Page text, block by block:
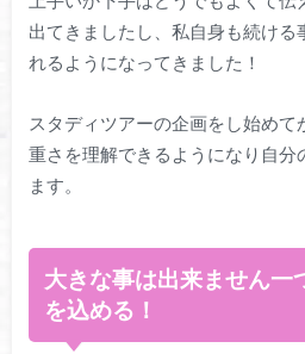
出てきましたし、私自身も続ける
れるようになってきました！
スタディツアーの企画をし始め
重さを理解できるようになり自分
ます。
大きな事は出来ません一
を込める！